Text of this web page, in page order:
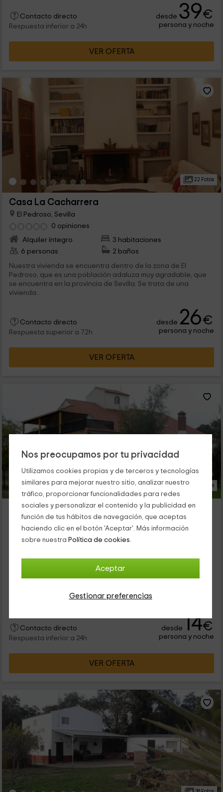
Nos preocupamos por tu privacidad
Utilizamos cookies propias y de terceros y tecnologías
similares para mejorar nuestro sitio, analizar nuestro
tráfico, proporcionar funcionalidades para redes
sociales y personalizar el contenido y la publicidad en
función de tus hábitos de navegación, que aceptas
haciendo clic en el botón 'Aceptar'. Más información
sobre nuestra Política de cookies.
Aceptar
Gestionar preferencias
Contacto directo
Respuesta inferior a 24h
desde 39€
persona y noche
VER OFERTA
22 Fotos
Casa La Cacharrera
El Pedroso, Sevilla
0 opiniones
Alquiler íntegro
3 habitaciones
6 personas
2 baños
Nuestra vivienda se encuentra dentro de la zona de El
Pedroso, que es una población adaluza muy agradable, que
se encuentra en la provincia de Sevilla. Se trata de una
vivienda...
Contacto directo
Respuesta superior a 72h
desde 26€
persona y noche
VER OFERTA
34 Fotos
Navalahiguera
El Pedroso, Sevilla
0 opiniones
14 personas
9 baños
Nuestra casa rural tiene capacidad para 14 personas, y está
ubicada en una finca en plena Sierra Norte de Sevilla. Nuestra
Contacto directo
Respuesta inferior a 24h
desde 14€
persona y noche
VER OFERTA